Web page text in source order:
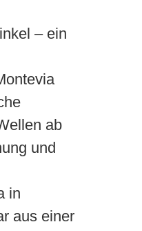
– ein
ab
und
in
aus einer